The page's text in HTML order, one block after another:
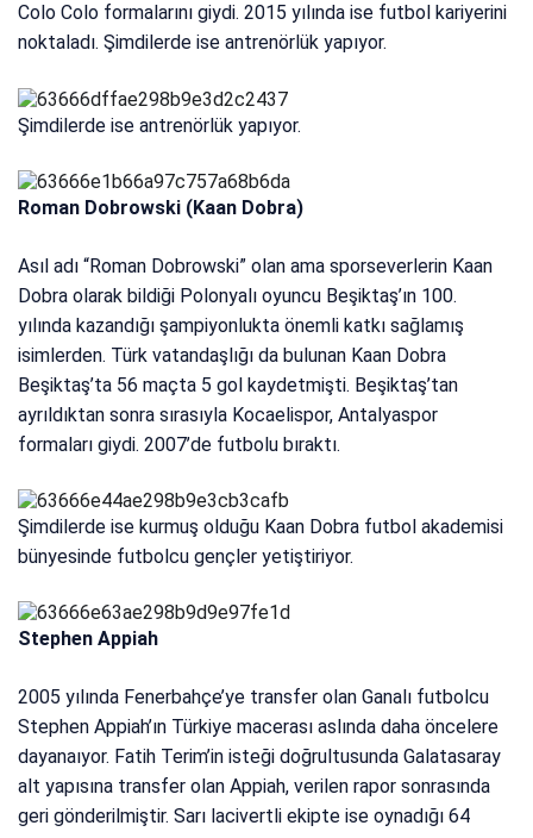
Colo Colo formalarını giydi. 2015 yılında ise futbol kariyerini
noktaladı. Şimdilerde ise antrenörlük yapıyor.
Şimdilerde ise antrenörlük yapıyor.
Roman Dobrowski (Kaan Dobra)
Asıl adı “Roman Dobrowski” olan ama sporseverlerin Kaan
Dobra olarak bildiği Polonyalı oyuncu Beşiktaş’ın 100.
yılında kazandığı şampiyonlukta önemli katkı sağlamış
isimlerden. Türk vatandaşlığı da bulunan Kaan Dobra
Beşiktaş’ta 56 maçta 5 gol kaydetmişti. Beşiktaş’tan
ayrıldıktan sonra sırasıyla Kocaelispor, Antalyaspor
formaları giydi. 2007’de futbolu bıraktı.
Şimdilerde ise kurmuş olduğu Kaan Dobra futbol akademisi
bünyesinde futbolcu gençler yetiştiriyor.
Stephen Appiah
2005 yılında Fenerbahçe’ye transfer olan Ganalı futbolcu
Stephen Appiah’ın Türkiye macerası aslında daha öncelere
dayanaıyor. Fatih Terim’in isteği doğrultusunda Galatasaray
alt yapısına transfer olan Appiah, verilen rapor sonrasında
geri gönderilmiştir. Sarı lacivertli ekipte ise oynadığı 64